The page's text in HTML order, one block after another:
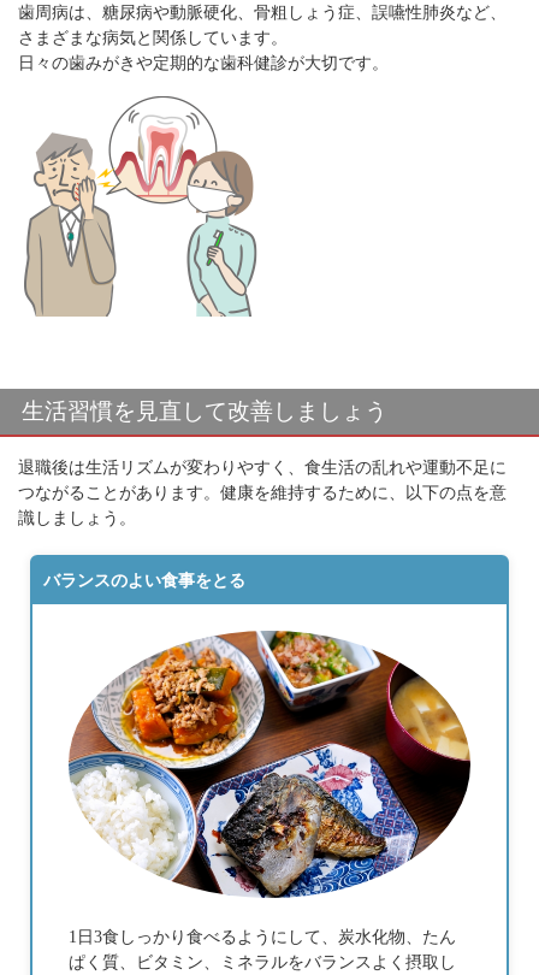
歯周病は、糖尿病や動脈硬化、骨粗しょう症、誤嚥性肺炎など、
さまざまな病気と関係しています。
日々の歯みがきや定期的な歯科健診が大切です。
生活習慣を見直して改善しましょう
退職後は生活リズムが変わりやすく、食生活の乱れや運動不足に
つながることがあります。健康を維持するために、以下の点を意
識しましょう。
バランスのよい食事をとる
1日3食しっかり食べるようにして、炭水化物、たん
ぱく質、ビタミン、ミネラルをバランスよく摂取し